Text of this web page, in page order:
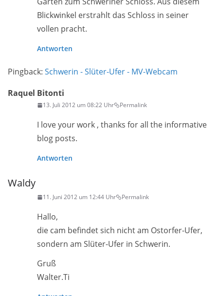
Blickwinkel erstrahlt das Schloss in seiner
vollen pracht.
Antworten
Pingback: Schwerin - Slüter-Ufer - MV-Webcam
Raquel Bitonti
13. Juli 2012 um 08:22 Uhr Permalink
I love your work , thanks for all the informative
blog posts.
Antworten
Waldy
11. Juni 2012 um 12:44 Uhr Permalink
Hallo,
die cam befindet sich nicht am Ostorfer-Ufer,
sondern am Slüter-Ufer in Schwerin.
Gruß
Walter.Ti